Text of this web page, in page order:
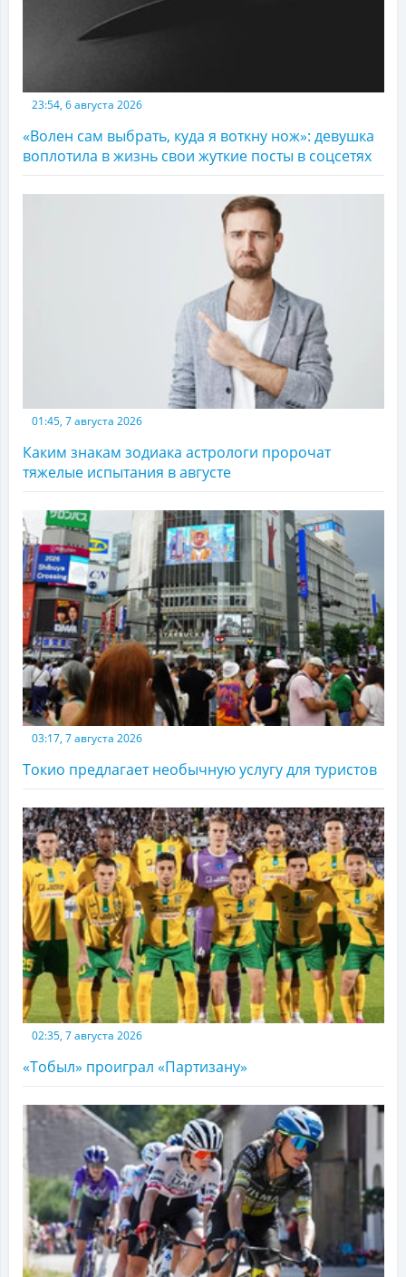
23:54, 6 августа 2026
«Волен сам выбрать, куда я воткну нож»: девушка
воплотила в жизнь свои жуткие посты в соцсетях
01:45, 7 августа 2026
Каким знакам зодиака астрологи пророчат
тяжелые испытания в августе
03:17, 7 августа 2026
Токио предлагает необычную услугу для туристов
02:35, 7 августа 2026
«Тобыл» проиграл «Партизану»